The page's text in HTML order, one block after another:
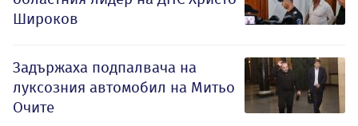
Широков
Задържаха подпалвача на
луксозния автомобил на Митьо
Очите